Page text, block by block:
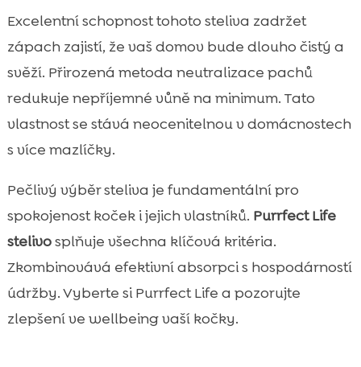
Excelentní schopnost tohoto steliva zadržet
zápach zajistí, že vaš domov bude dlouho čistý a
svěží. Přirozená metoda neutralizace pachů
redukuje nepříjemné vůně na minimum. Tato
vlastnost se stává neocenitelnou v domácnostech
s více mazlíčky.
Pečlivý výběr steliva je fundamentální pro
spokojenost koček i jejich vlastníků. Purrfect Life
stelivosplňuje všechna klíčová kritéria.
Zkombinovává efektivní absorpci s hospodárností
údržby. Vyberte si Purrfect Life a pozorujte
zlepšení ve wellbeing vaší kočky.